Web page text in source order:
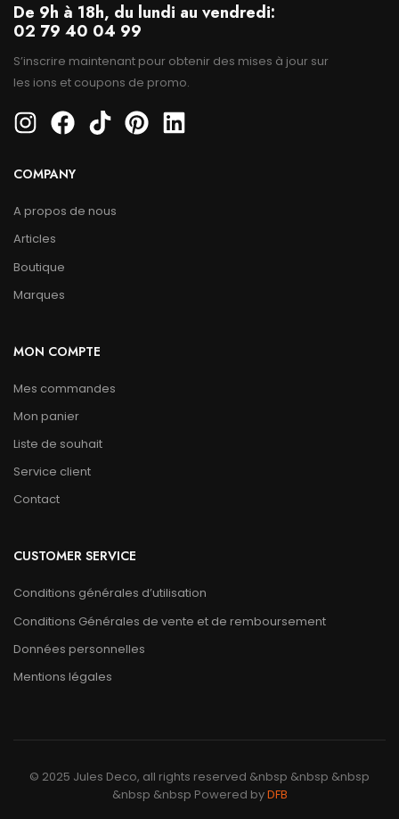
De 9h à 18h, du lundi au vendredi:
02 79 40 04 99
S’inscrire maintenant pour obtenir des mises à jour sur
les ions et coupons de promo.
COMPANY
A propos de nous
Articles
Boutique
Marques
MON COMPTE
Mes commandes
Mon panier
Liste de souhait
Service client
Contact
CUSTOMER SERVICE
Conditions générales d’utilisation
Conditions Générales de vente et de remboursement
Données personnelles
Mentions légales
© 2025 Jules Deco, all rights reserved &nbsp &nbsp &nbsp
&nbsp &nbsp Powered byDFB